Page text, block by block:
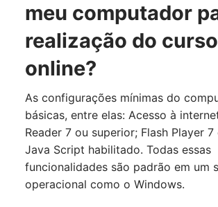
meu computador
realização do curso
online?
As configurações mínimas do
básicas, entre elas: Acesso à
Reader 7 ou superior; Flash Player
Java Script habilitado. Todas essas
funcionalidades são padrão em um
operacional como o Windows.